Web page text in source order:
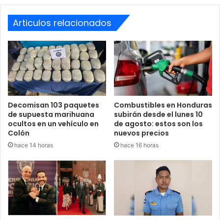
Articulos relacionados
Decomisan 103 paquetes
de supuesta marihuana
ocultos en un vehículo en
Colón
hace 14 horas
Combustibles en Honduras
subirán desde el lunes 10
de agosto: estos son los
nuevos precios
hace 16 horas